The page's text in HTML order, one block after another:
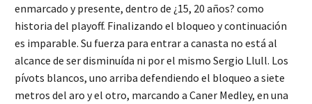
enmarcado y presente, dentro de ¿15, 20 años? como
historia del playoff. Finalizando el bloqueo y continuación
es imparable. Su fuerza para entrar a canasta no está al
alcance de ser disminuída ni por el mismo Sergio Llull. Los
pívots blancos, uno arriba defendiendo el bloqueo a siete
metros del aro y el otro, marcando a Caner Medley, en una